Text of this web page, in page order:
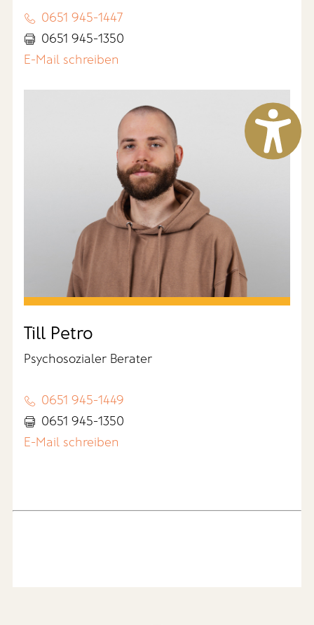
0651 945-1447
0651 945-1350
E-Mail schreiben
Till Petro
Psychosozialer Berater
0651 945-1449
0651 945-1350
E-Mail schreiben